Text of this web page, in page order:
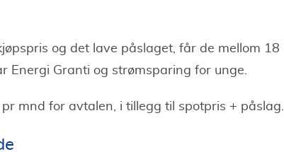
og det lave påslaget, får de mellom 18
Energi Granti og strømsparing for unge.
mnd for avtalen, i tillegg til spotpris + påslag.